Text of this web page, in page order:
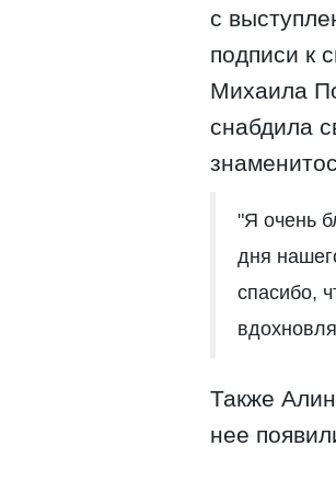
с
подписи к
Михаила
снабдила
"Я очень
дня
спасибо,
Также
нее